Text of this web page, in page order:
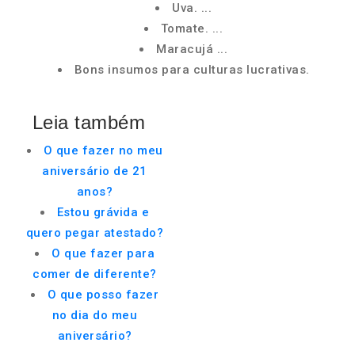
Uva. ...
Tomate. ...
Maracujá ...
Bons insumos para culturas lucrativas.
Leia também
O que fazer no meu
aniversário de 21
anos?
Estou grávida e
quero pegar atestado?
O que fazer para
comer de diferente?
O que posso fazer
no dia do meu
aniversário?